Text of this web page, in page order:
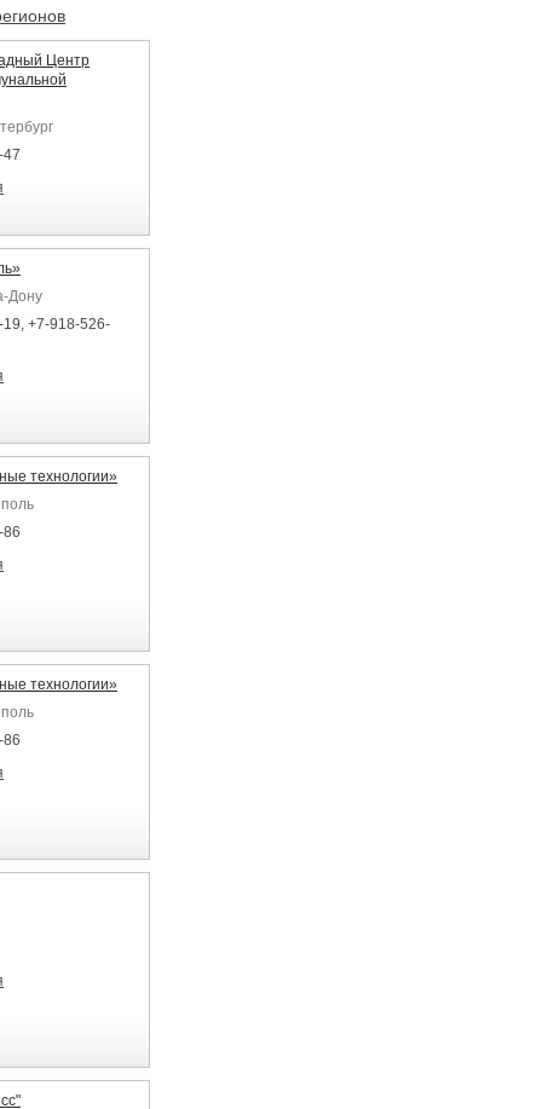
Центр
47
Дону
+7-918-526-
технологии»
86
технологии»
86